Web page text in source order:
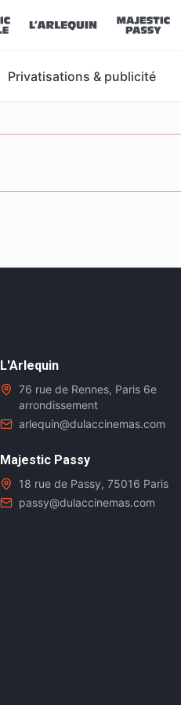
Privatisations & publicité
L'Arlequin
76 rue de Rennes, Paris 6e
arrondissement
arlequin@dulaccinemas.com
Majestic Passy
18 rue de Passy, 75016 Paris
passy@dulaccinemas.com